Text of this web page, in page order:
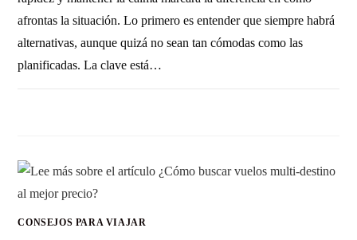
afrontas la situación. Lo primero es entender que siempre habrá
alternativas, aunque quizá no sean tan cómodas como las
planificadas. La clave está…
CONSEJOS PARA VIAJAR